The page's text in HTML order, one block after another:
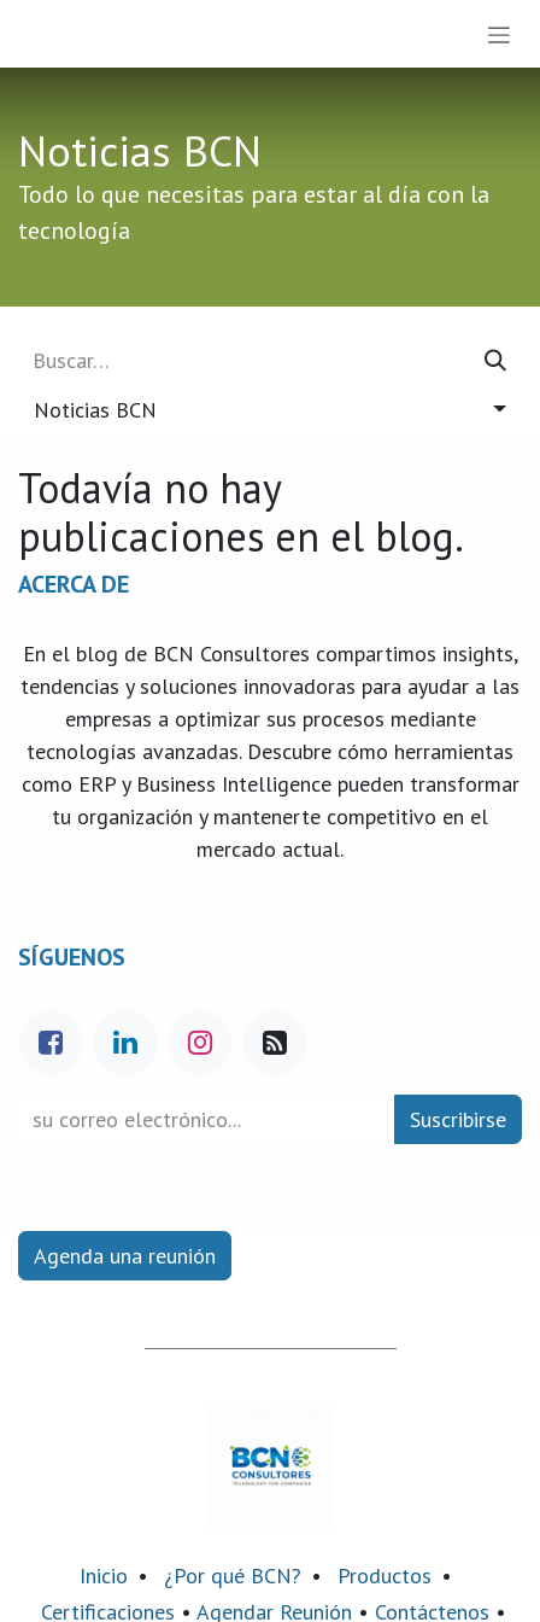
Noticias BCN
Todo lo que necesitas para estar al día con la
tecnología
Noticias BCN
Todavía no hay
publicaciones en el blog.
ACERCA DE
En el blog de BCN Consultores compartimos insights,
tendencias y soluciones innovadoras para ayudar a las
empresas a optimizar sus procesos mediante
tecnologías avanzadas. Descubre cómo herramientas
como ERP y Business Intelligence pueden transformar
tu organización y mantenerte competitivo en el
mercado actual.
SÍGUENOS
Suscribirse
Agenda una reunión
Inicio • ¿Por qué BCN? • Productos •
Certificaciones • Agendar Reunión • Contáctenos •